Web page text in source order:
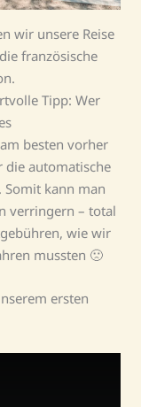
wir unsere Reise
französische
Tipp: Wer
besten vorher
die automatische
Somit kann man
verringern – total
wie wir
mussten 🙁
ersten